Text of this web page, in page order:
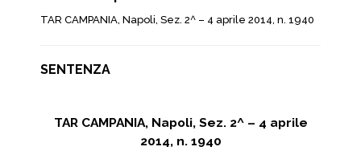
TAR CAMPANIA, Napoli, Sez. 2^ – 4 aprile 2014, n. 1940
SENTENZA
TAR CAMPANIA, Napoli, Sez. 2^ – 4 aprile
2014, n. 1940